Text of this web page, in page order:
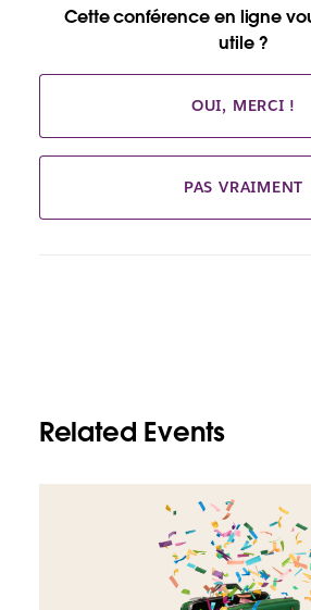
Cette conférence en ligne
utile ?
OUI, MERCI !
PAS VRAIMENT
Related Events